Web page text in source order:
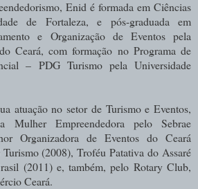
Enid é formada em Ciências
de Fortaleza, e pós-graduada em
e Organização de Eventos pela
Ceará, com formação no Programa de
– PDG Turismo pela Universidade
atuação no setor de Turismo e Eventos,
Mulher Empreendedora pelo Sebrae
Organizadora de Eventos do Ceará
(2008), Troféu Patativa do Assaré
(2011) e, também, pelo Rotary Club,
Ceará.